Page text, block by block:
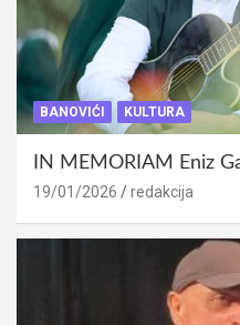
BANOVIĆI KULTURA
IN MEMORIAM Eniz
19/01/2026 redakcija